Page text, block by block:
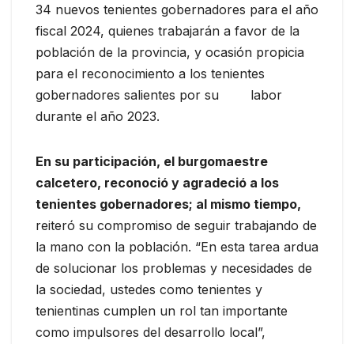
34 nuevos tenientes gobernadores para el año
fiscal 2024, quienes trabajarán a favor de la
población de la provincia, y ocasión propicia
para el reconocimiento a los tenientes
gobernadores salientes por su labor
durante el año 2023.
En su participación, el burgomaestre
calcetero, reconoció y agradeció a los
tenientes gobernadores; al mismo tiempo,
reiteró su compromiso de seguir trabajando de
la mano con la población. “En esta tarea ardua
de solucionar los problemas y necesidades de
la sociedad, ustedes como tenientes y
tenientinas cumplen un rol tan importante
como impulsores del desarrollo local”,